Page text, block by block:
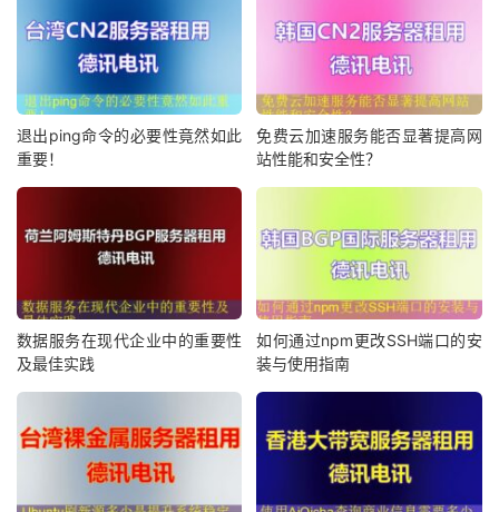
退出ping命令的必要性竟然如此
重要！
免费云加速服务能否显著提高网
站性能和安全性？
数据服务在现代企业中的重要性
及最佳实践
如何通过npm更改SSH端口的安
装与使用指南